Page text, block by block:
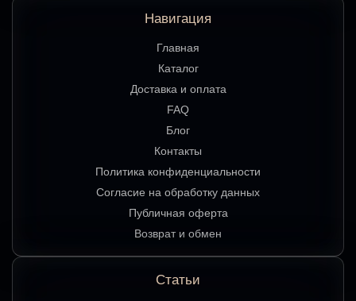
Навигация
Главная
Каталог
Доставка и оплата
FAQ
Блог
Контакты
Политика конфиденциальности
Согласие на обработку данных
Публичная оферта
Возврат и обмен
Статьи